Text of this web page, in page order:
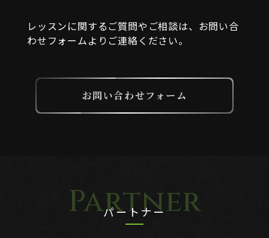
レッスンに関するご質問やご相談は、お問い合
わせフォームよりご連絡ください。
お問い合わせフォーム
パートナー